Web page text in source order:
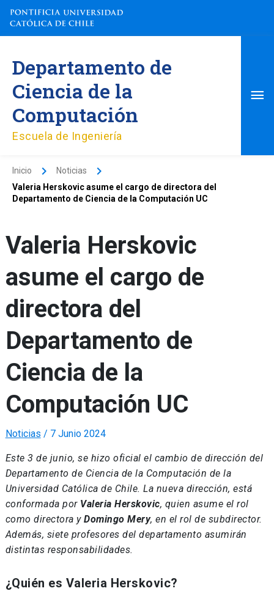
contenido
Departamento de
Ciencia de la
Computación
Escuela de Ingeniería
Inicio
Noticias
Valeria Herskovic asume el cargo de directora del
Departamento de Ciencia de la Computación UC
Valeria Herskovic
asume el cargo de
directora del
Departamento de
Ciencia de la
Computación UC
Noticias / 7 Junio 2024
Este 3 de junio, se hizo oficial el cambio de dirección del
Departamento de Ciencia de la Computación de la
Universidad Católica de Chile. La nueva dirección, está
conformada por Valeria Herskovic, quien asume el rol
como directora yDomingo Mery, en el rol de subdirector.
Además, siete profesores del departamento asumirán
distintas responsabilidades.
¿Quién es Valeria Herskovic?